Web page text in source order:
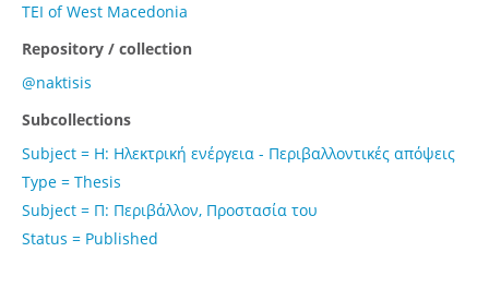
TEI of West Macedonia
Repository / collection
@naktisis
Subcollections
Subject = Η: Ηλεκτρική ενέργεια - Περιβαλλοντικές απόψεις
Type = Thesis
Subject = Π: Περιβάλλον, Προστασία του
Status = Published